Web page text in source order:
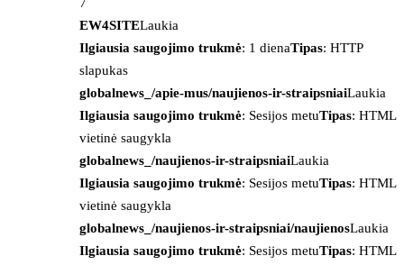
EW4SITELaukia
Ilgiausia saugojimo trukmė: 1 dienaTipas: HTTP
slapukas
globalnews_/apie-mus/naujienos-ir-straipsniaiLaukia
Ilgiausia saugojimo trukmė: Sesijos metuTipas: HTML
vietinė saugykla
globalnews_/naujienos-ir-straipsniaiLaukia
Ilgiausia saugojimo trukmė: Sesijos metuTipas: HTML
vietinė saugykla
globalnews_/naujienos-ir-straipsniai/naujienosLaukia
Ilgiausia saugojimo trukmė: Sesijos metuTipas: HTML